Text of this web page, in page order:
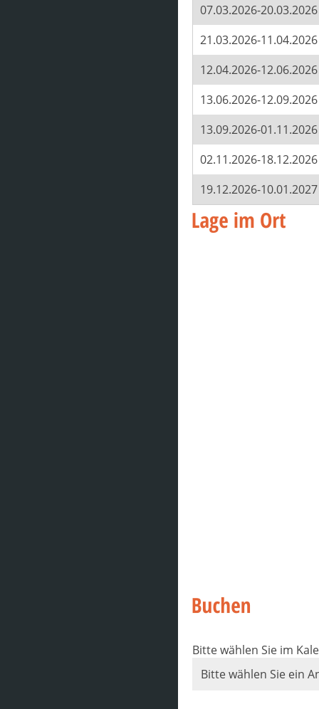
07.03.2026-20.03.2026
21.03.2026-11.04.2026
12.04.2026-12.06.2026
13.06.2026-12.09.2026
13.09.2026-01.11.2026
02.11.2026-18.12.2026
19.12.2026-10.01.2027
Bitte wählen Sie im
Bitte wählen Sie ein